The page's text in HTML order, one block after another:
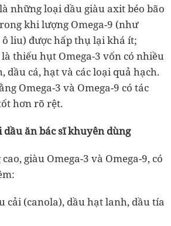
những loại dầu giàu axit béo bão
khilượng Omega-9 (như
liu) được hấp thụ lại khá ít;
thiếu hụt Omega-3 vốn có nhiều
dầu cá, hạt và các loại quả hạch.
Omega-3 và Omega-9 có tác
hơn rõ rệt.
dầu ăn bác sĩ khuyên dùng
giàu Omega-3 và Omega-9, có
cải (canola), dầu hạt lanh, dầu tía